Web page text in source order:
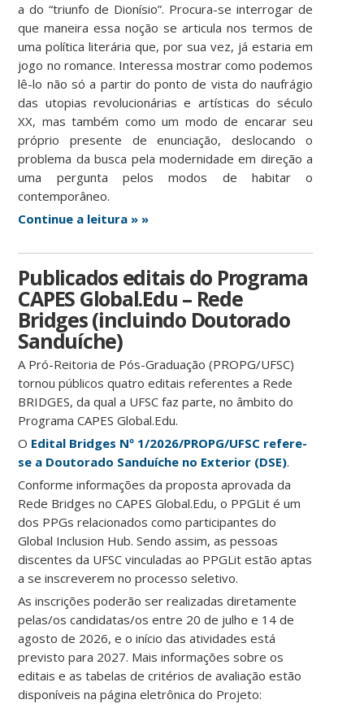
a do “triunfo de Dionísio”. Procura-se interrogar de
que maneira essa noção se articula nos termos de
uma política literária que, por sua vez, já estaria em
jogo no romance. Interessa mostrar como podemos
lê-lo não só a partir do ponto de vista do naufrágio
das utopias revolucionárias e artísticas do século
XX, mas também como um modo de encarar seu
próprio presente de enunciação, deslocando o
problema da busca pela modernidade em direção a
uma pergunta pelos modos de habitar o
contemporâneo.
Continue a leitura » »
Publicados editais do Programa
CAPES Global.Edu – Rede
Bridges (incluindo Doutorado
Sanduíche)
A Pró-Reitoria de Pós-Graduação (PROPG/UFSC)
tornou públicos quatro editais referentes a Rede
BRIDGES, da qual a UFSC faz parte, no âmbito do
Programa CAPES Global.Edu.
O Edital Bridges Nº 1/2026/PROPG/UFSC refere-
se a Doutorado Sanduíche no Exterior (DSE).
Conforme informações da proposta aprovada da
Rede Bridges no CAPES Global.Edu, o PPGLit é um
dos PPGs relacionados como participantes do
Global Inclusion Hub. Sendo assim, as pessoas
discentes da UFSC vinculadas ao PPGLit estão aptas
a se inscreverem no processo seletivo.
As inscrições poderão ser realizadas diretamente
pelas/os candidatas/os entre 20 de julho e 14 de
agosto de 2026, e o início das atividades está
previsto para 2027. Mais informações sobre os
editais e as tabelas de critérios de avaliação estão
disponíveis na página eletrônica do Projeto: